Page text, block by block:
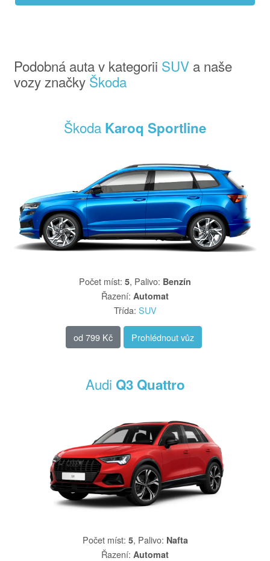
Podobná auta v kategorii SUV a naše
vozy značky Škoda
Škoda Karoq Sportline
Počet míst: 5, Palivo: Benzín
Řazení: Automat
Třída: SUV
od 799 Kč Prohlédnout vůz
Audi Q3 Quattro
Počet míst: 5, Palivo: Nafta
Řazení: Automat